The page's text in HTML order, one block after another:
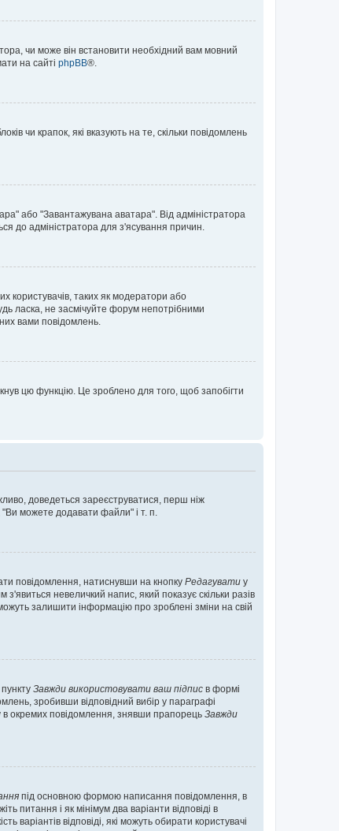
чи може він встановити необхідний вам мовний
на сайті phpBB®.
чи крапок, які вказують на те, скільки повідомлень
або "Завантажувана аватара". Від адміністратора
до адміністратора для з'ясування причин.
користувачів, таких як модератори або
ласка, не засмічуйте форум непотрібними
вами повідомлень.
цю функцію. Це зроблено для того, щоб запобігти
доведеться зареєструватися, перш ніж
можете додавати файли" і т. п.
повідомлення, натиснувши на кнопку Редагувати у
невеличкий напис, який показує скільки разів
залишити інформацію про зроблені зміни на свій
Завжди використовувати ваш підпис в формі
зробивши відповідний вибір у параграфі
окремих повідомлення, знявши прапорець Завжди
під основною формою написання повідомлення, в
питання і як мінімум два варіанти відповіді в
варіантів відповіді, які можуть обирати користувачі